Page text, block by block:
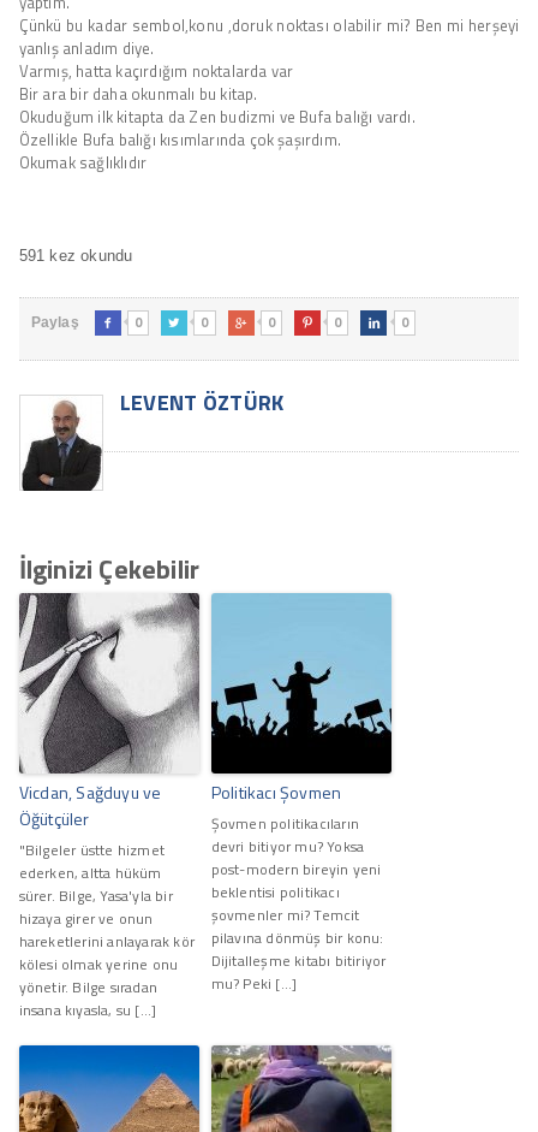
Çünkü bu kadar sembol,konu ,doruk noktası olabilir mi? Ben mi herşeyi
yanlış anladım diye.
Varmış, hatta kaçırdığım noktalarda var
Bir ara bir daha okunmalı bu kitap.
Okuduğum ilk kitapta da Zen budizmi ve Bufa balığı vardı.
Özellikle Bufa balığı kısımlarında çok şaşırdım.
Okumak sağlıklıdır
591 kez okundu
Paylaş  0  0  0  0  0
LEVENT ÖZTÜRK
İlginizi Çekebilir
Vicdan, Sağduyu ve
Öğütçüler
"Bilgeler üstte hizmet
ederken, altta hüküm
sürer. Bilge, Yasa'yla bir
hizaya girer ve onun
hareketlerini anlayarak kör
kölesi olmak yerine onu
yönetir. Bilge sıradan
insana kıyasla, su […]
Politikacı Şovmen
Şovmen politikacıların
devri bitiyor mu? Yoksa
post-modern bireyin yeni
beklentisi politikacı
şovmenler mi? Temcit
pilavına dönmüş bir konu:
Dijitalleşme kitabı bitiriyor
mu? Peki […]